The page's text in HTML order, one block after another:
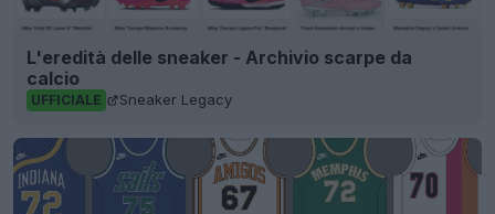
L'eredità delle sneaker - Archivio scarpe da
calcio
UFFICIALE Sneaker Legacy